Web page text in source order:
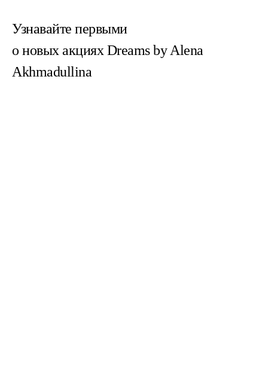
Узнавайте первыми
о новых акциях Dreams by Alena
Akhmadullina